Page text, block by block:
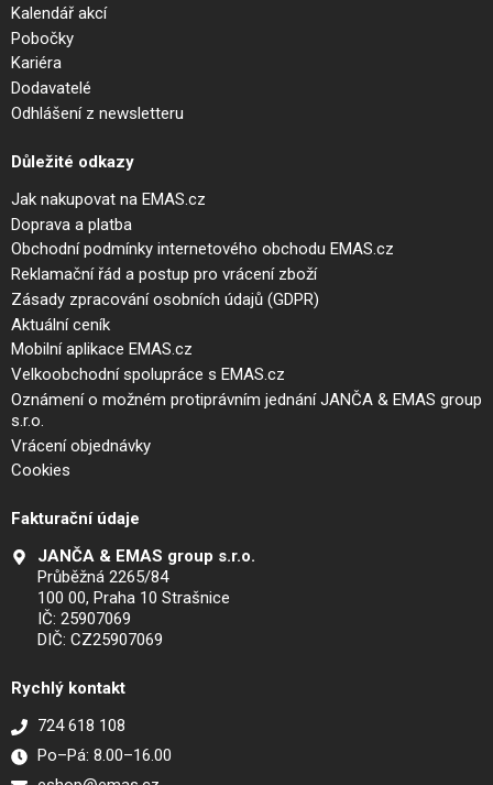
Kalendář akcí
Pobočky
Kariéra
Dodavatelé
Odhlášení z newsletteru
Důležité odkazy
Jak nakupovat na EMAS.cz
Doprava a platba
Obchodní podmínky internetového obchodu EMAS.cz
Reklamační řád a postup pro vrácení zboží
Zásady zpracování osobních údajů (GDPR)
Aktuální ceník
Mobilní aplikace EMAS.cz
Velkoobchodní spolupráce s EMAS.cz
Oznámení o možném protiprávním jednání JANČA & EMAS group
s.r.o.
Vrácení objednávky
Cookies
Fakturační údaje
JANČA & EMAS group s.r.o.
Průběžná 2265/84
100 00, Praha 10 Strašnice
IČ: 25907069
DIČ: CZ25907069
Rychlý kontakt
724 618 108
Po–Pá: 8.00–16.00